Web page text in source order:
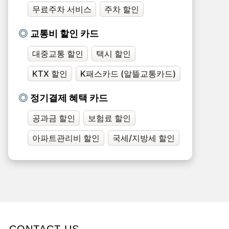
무료주차 서비스
주차 할인
교통비 할인 카드
대중교통 할인
택시 할인
KTX 할인
K패스카드 (알뜰교통카드)
정기결제 혜택 카드
공과금 할인
보험료 할인
아파트관리비 할인
국세/지방세 할인